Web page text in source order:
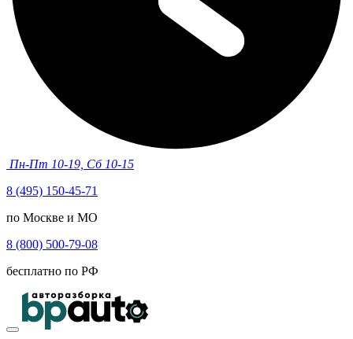
Пн-Пт 10-19, Сб 10-15
8 (495) 150-45-71
по Москве и МО
8 (800) 500-79-08
бесплатно по РФ